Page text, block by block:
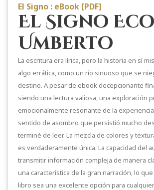
El Signo : eBook [PDF]
El Signo Eco
Umberto
La escritura era lírica, pero la historia en sí
algo errática, como un río sinuoso que se
destino. A pesar de ebook decepcionante
siendo una lectura valiosa, una exploración
emocionalmente resonante de la
sentido de asombro que persistió mucho
terminé de leer. La mezcla de colores y
es verdaderamente única. La capacidad del
transmitir información compleja de manera
una característica de la gran narración, lo
libro sea una excelente opción para